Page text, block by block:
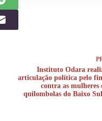
Instituto Odara
articulação política pelo
contra as
quilombolas do Baixo